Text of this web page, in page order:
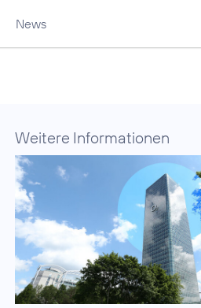
News
Weitere Informationen